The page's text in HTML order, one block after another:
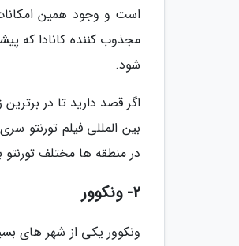
است و وجود همین
شود.
اگر قصد دارید تا در
در منطقه ها مختلف
2- ونکوور
ونکوور یکی از شهر های